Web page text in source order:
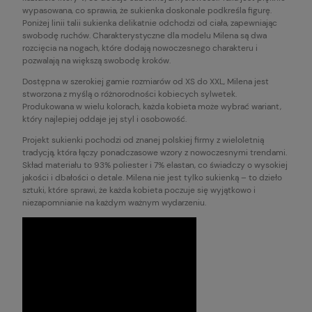
wypasowana, co sprawia, że sukienka doskonale podkreśla figurę.
Poniżej linii talii sukienka delikatnie odchodzi od ciała, zapewniając
swobodę ruchów. Charakterystyczne dla modelu Milena są dwa
rozcięcia na nogach, które dodają nowoczesnego charakteru i
pozwalają na większą swobodę kroków.
Dostępna w szerokiej gamie rozmiarów od XS do XXL, Milena jest
stworzona z myślą o różnorodności kobiecych sylwetek.
Produkowana w wielu kolorach, każda kobieta może wybrać wariant,
który najlepiej oddaje jej styl i osobowość.
Projekt sukienki pochodzi od znanej polskiej firmy z wieloletnią
tradycją, która łączy ponadczasowe wzory z nowoczesnymi trendami.
Skład materiału to 93% poliester i 7% elastan, co świadczy o wysokiej
jakości i dbałości o detale. Milena nie jest tylko sukienką – to dzieło
sztuki, które sprawi, że każda kobieta poczuje się wyjątkowo i
niezapomnianie na każdym ważnym wydarzeniu.